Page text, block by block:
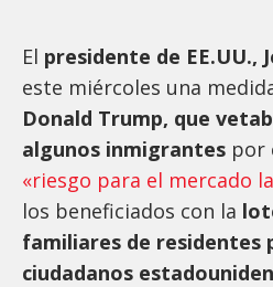
El presidente de EE.UU.,
este miércoles una
Donald Trump, que
algunos inmigrantes por
«riesgo para el mercado
los beneficiados con la
familiares de residentes
ciudadanos